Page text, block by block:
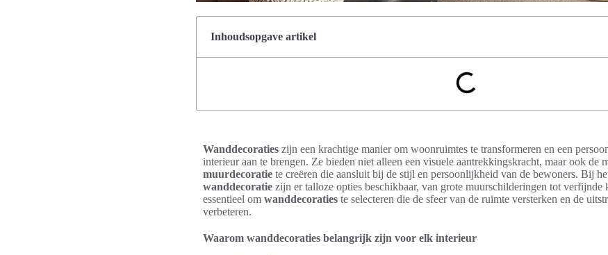
Inhoudsopgave artikel
Wanddecoraties zijn een krachtige manier om woonruimtes te transformeren en een
interieur aan te brengen. Ze bieden niet alleen een visuele aantrekkingskracht, maar ook de
muurdecoratie te creëren die aansluit bij de stijl en persoonlijkheid van de bewoners. Bij
wanddecoratie zijn er talloze opties beschikbaar, van grote muurschilderingen tot verfijnde
essentieel om wanddecoraties te selecteren die de sfeer van de ruimte versterken en de
verbeteren.
Waarom wanddecoraties belangrijk zijn voor elk interieur